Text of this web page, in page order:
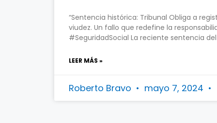
“Sentencia histórica: Tribunal Obliga a
viudez. Un fallo que redefine la
#SeguridadSocial La reciente sentencia
LEER MÁS »
Roberto Bravo mayo 7, 2024